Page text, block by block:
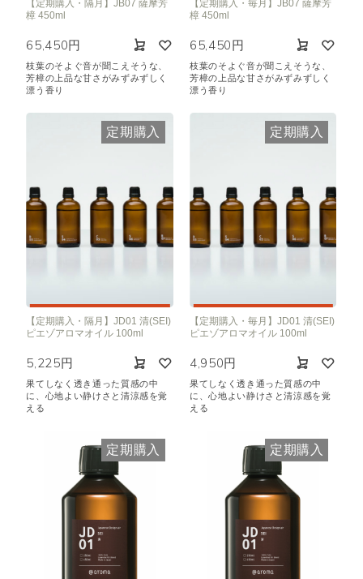
【定期購入・隔月】JB07 薩摩芳
樟 450ml
65,450円
枝葉のそよぐ音が聞こえそうな、
芳樟の上品な甘さがみずみずしく
漂う香り
【定期購入・毎月】JB07 薩摩芳
樟 450ml
65,450円
枝葉のそよぐ音が聞こえそうな、
芳樟の上品な甘さがみずみずしく
漂う香り
定期購入
【定期購入・隔月】JD01 清(SEI)
ピエゾアロマオイル 100ml
5,225円
果てしなく透き通った質感の中
に、心地よい静けさと清涼感を覚
える
定期購入
【定期購入・毎月】JD01 清(SEI)
ピエゾアロマオイル 100ml
4,950円
果てしなく透き通った質感の中
に、心地よい静けさと清涼感を覚
える
定期購入 定期購入